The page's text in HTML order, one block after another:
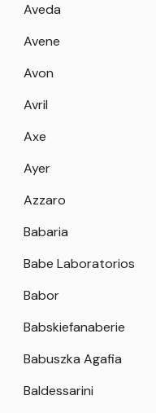
Aveda
Avene
Avon
Avril
Axe
Ayer
Azzaro
Babaria
Babe Laboratorios
Babor
Babskiefanaberie
Babuszka Agafia
Baldessarini